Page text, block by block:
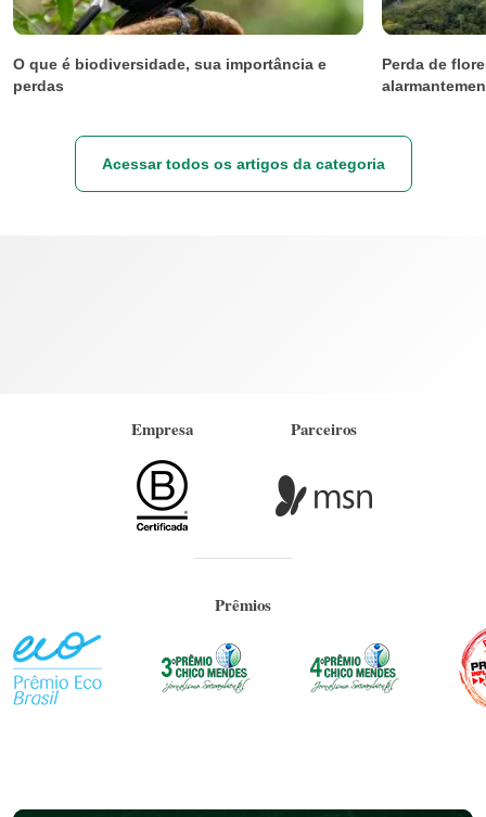
O que é biodiversidade, sua importância e
perdas
Perda de
Acessar todos os artigos da categoria
Empresa Parceiros
Prêmios